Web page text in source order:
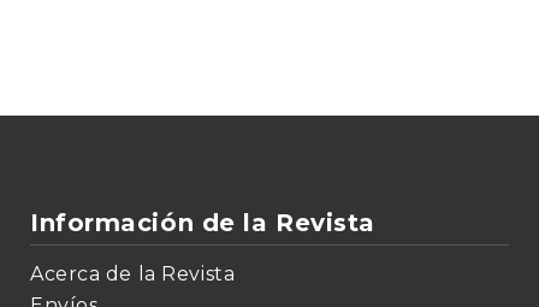
Información de la Revista
Acerca de la Revista